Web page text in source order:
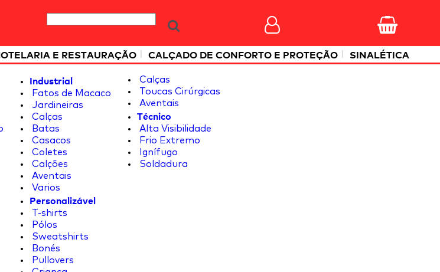
E RESTAURAÇÃO | CALÇADO DE CONFORTO E PROTEÇÃO | SINALÉTICA
Industrial
Fatos de Macaco
Jardineiras
Calças
Batas
Casacos
Coletes
Calções
Aventais
Varios
Personalizável
T-shirts
Pólos
Sweatshirts
Bonés
Pullovers
Calças
Toucas Cirúrgicas
Aventais
Técnico
Alta Visibilidade
Frio Extremo
Ignífugo
Soldadura